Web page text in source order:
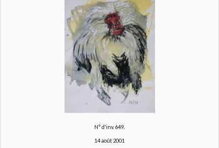
N° d'inv. 649.
14 août 2001